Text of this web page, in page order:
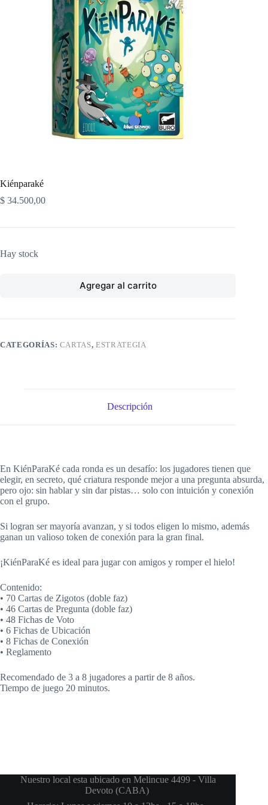
Kiénparaké
$ 34.500,00
Hay stock
Agregar al carrito
CATEGORÍAS: CARTAS,ESTRATEGIA
Descripción
En KiénParaKé cada ronda es un desafío: los jugadores tienen que
elegir, en secreto, qué criatura responde mejor a una pregunta absurda,
pero ojo: sin hablar y sin dar pistas… solo con intuición y conexión
con el grupo.
Si logran ser mayoría avanzan, y si todos eligen lo mismo, además
ganan un valioso token de conexión para la gran final.
¡KiénParaKé es ideal para jugar con amigos y romper el hielo!
Contenido:
• 70 Cartas de Zigotos (doble faz)
• 46 Cartas de Pregunta (doble faz)
• 48 Fichas de Voto
• 6 Fichas de Ubicación
• 8 Fichas de Conexión
• Reglamento
Recomendado de 3 a 8 jugadores a partir de 8 años.
Tiempo de juego 20 minutos.
Nuestro local esta ubicado en Melincue 4499 - Villa
Devoto (CABA)